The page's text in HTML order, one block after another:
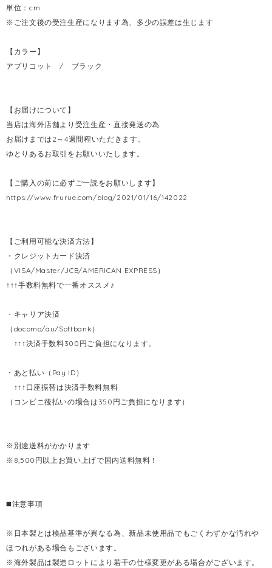
単位：cm
※ご注文後の受注生産になります為、多少の誤差は生じます
【カラー】
アプリコット / ブラック
【お届けについて】
当店は海外店舗より受注生産・直接発送の為
お届けまでは2～4週間程いただきます。
ゆとりあるお取引をお願いいたします。
【ご購入の前に必ずご一読をお願いします】
https://www.frurue.com/blog/2021/01/16/142022
【ご利用可能な決済方法】
・クレジットカード決済
（VISA/Master/JCB/AMERICAN EXPRESS）
↑↑↑手数料無料で一番オススメ♪
・キャリア決済
（docomo/au/Softbank）
↑↑↑決済手数料300円ご負担になります。
・あと払い（Pay ID）
↑↑↑口座振替は決済手数料無料
（コンビニ後払いの場合は350円ご負担になります）
※別途送料がかかります
※8,500円以上お買い上げで国内送料無料！
◼️注意事項
※日本製とは検品基準が異なる為、新品未使用品でもごくわずかな汚れや
ほつれがある場合もございます。
※海外製品は製造ロットにより若干の仕様変更がある場合がございます。